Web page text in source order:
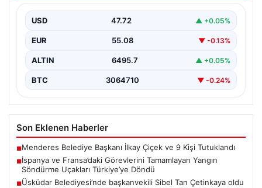
Orman Genel Müdürlüğü tarafından yapılan açıklamada,
büyük…
USD 47.72 ▲ +0.05%
EUR 55.08 ▼ -0.13%
ALTIN 6495.7 ▲ +0.05%
BTC 3064710 ▼ -0.24%
Son Eklenen Haberler
■Menderes Belediye Başkanı İlkay Çiçek ve 9 Kişi Tutuklandı
■İspanya ve Fransa’daki Görevlerini Tamamlayan Yangın
Söndürme Uçakları Türkiye’ye Döndü
■Üsküdar Belediyesi’nde başkanvekili Sibel Tan Çetinkaya oldu